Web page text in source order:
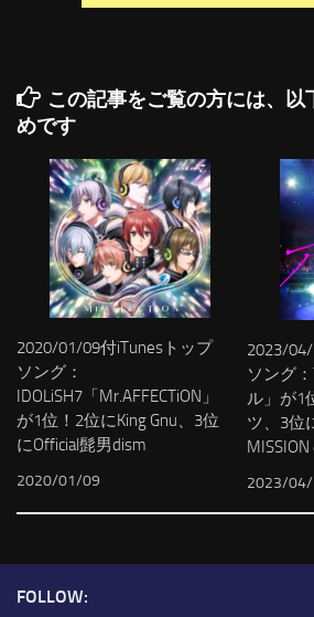
この記事をご覧の方には、以
めです
2020/01/09付iTunesトップ
ソング：
IDOLiSH7「Mr.AFFECTiON」
が1位！2位にKing Gnu、3位
にOfficial髭男dism
2020/01/09
2023/
ソング
ル」が1
ツ、3位
2023/
FOLLOW: